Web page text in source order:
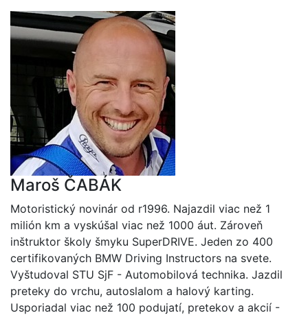
Maroš ČABÁK
Motoristický novinár od r1996. Najazdil viac než 1
milión km a vyskúšal viac než 1000 áut. Zároveň
inštruktor školy šmyku SuperDRIVE. Jeden zo 400
certifikovaných BMW Driving Instructors na svete.
Vyštudoval STU SjF - Automobilová technika. Jazdil
preteky do vrchu, autoslalom a halový karting.
Usporiadal viac než 100 podujatí, pretekov a akcií -